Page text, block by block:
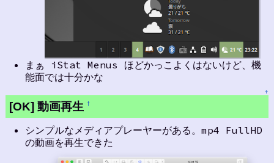
まぁ iStat Menus ほどかっこよくはないけど、機
能面では十分かな
↑
[OK] 動画再生 †
シンプルなメディアプレーヤーがある。mp4 FullHD
の動画を再生できた